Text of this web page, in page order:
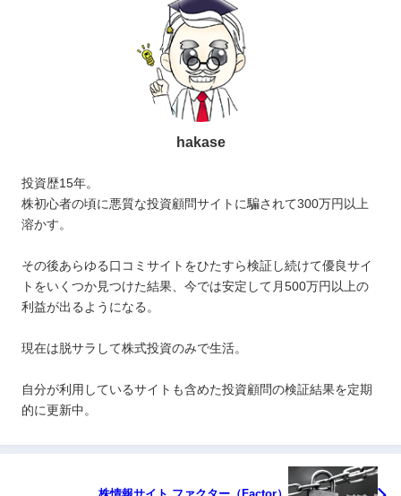
hakase
投資歴15年。
株初心者の頃に悪質な投資顧問サイトに騙されて300万円以上
溶かす。
その後あらゆる口コミサイトをひたすら検証し続けて優良サイ
トをいくつか見つけた結果、今では安定して月500万円以上の
利益が出るようになる。
現在は脱サラして株式投資のみで生活。
自分が利用しているサイトも含めた投資顧問の検証結果を定期
的に更新中。